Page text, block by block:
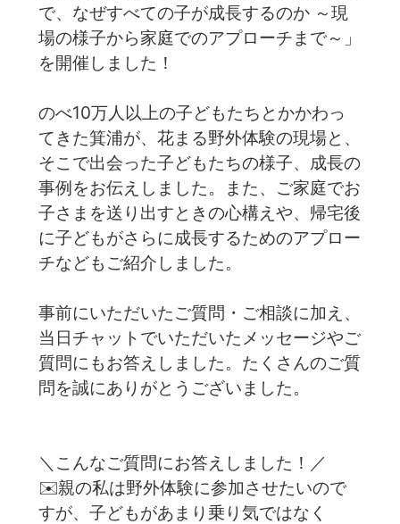
で、なぜすべての子が成長するのか ～現
場の様子から家庭でのアプローチまで～」
を開催しました！
のべ10万人以上の子どもたちとかかわっ
てきた箕浦が、花まる野外体験の現場と、
そこで出会った子どもたちの様子、成長の
事例をお伝えしました。また、ご家庭でお
子さまを送り出すときの心構えや、帰宅後
に子どもがさらに成長するためのアプロー
チなどもご紹介しました。
事前にいただいたご質問・ご相談に加え、
当日チャットでいただいたメッセージやご
質問にもお答えしました。たくさんのご質
問を誠にありがとうございました。
＼こんなご質問にお答えしました！／
✉️親の私は野外体験に参加させたいので
すが、子どもがあまり乗り気ではなく